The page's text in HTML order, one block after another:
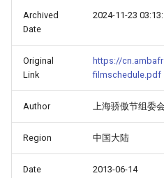
Archived
Date
2024-11-23
Original
Link
https://
filmschedule.pdf
Author 上海骄傲节组委会
Region 中国大陆
Date 2013-06-14